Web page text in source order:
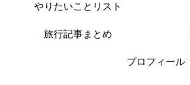
やりたいことリスト
旅行記事まとめ
プロフィール